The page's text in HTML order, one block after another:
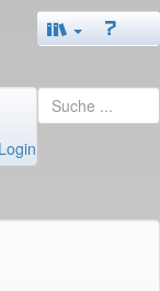
Login